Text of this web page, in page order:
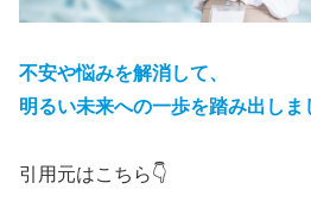
不安や悩みを解消して、
明るい未来への一歩を踏み出しま
引用元はこちら👇